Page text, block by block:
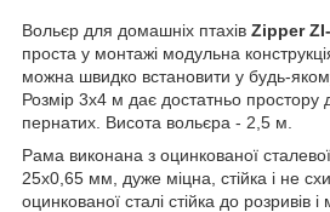
Вольєр для домашніх птахів Zipper
проста у монтажі модульна
можна швидко встановити у будь-
Розмір 3х4 м дає достатньо простору
пернатих. Висота вольєра - 2,5 м.
Рама виконана з оцинкованої
25x0,65 мм, дуже міцна, стійка і не
оцинкованої сталі стійка до розривів